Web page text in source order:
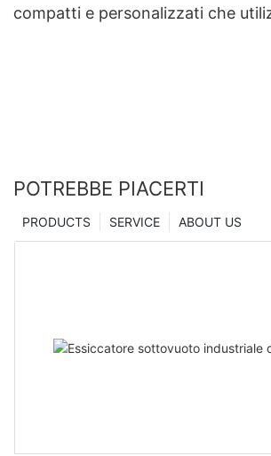
compatti e personalizzati che
POTREBBE PIACERTI
ABOUT US
SERVICE
PRODUCTS